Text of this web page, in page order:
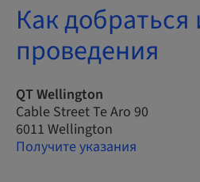
Как добраться
проведения
QT Wellington
Cable Street Te Aro 90
6011 Wellington
Получите указания